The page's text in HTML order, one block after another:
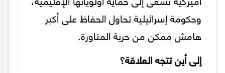
وحكومة إسرائيلية تحاول الحفاظ على أكبر
هامش ممكن من حرية المناورة.
إلى أين تتجه العلاقة؟